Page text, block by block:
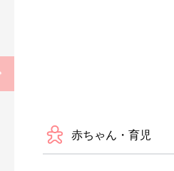
赤ちゃん・育児